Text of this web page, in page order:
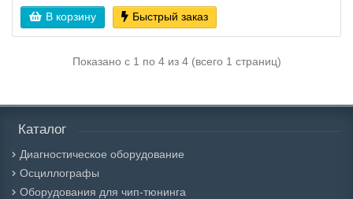
В корзину Быстрый заказ
Показано с 1 по 4 из 4 (всего 1 страниц)
Каталог
Диагностическое оборудование
Осциллографы
Оборудования для чип-тюнинга